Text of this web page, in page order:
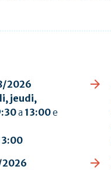
2026
jeudi,
a 13:00e
2026